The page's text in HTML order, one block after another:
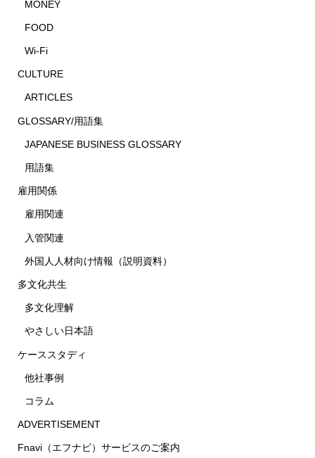
MONEY
FOOD
Wi-Fi
CULTURE
ARTICLES
GLOSSARY/用語集
JAPANESE BUSINESS GLOSSARY
用語集
雇用関係
雇用関連
入管関連
外国人人材向け情報（説明資料）
多文化共生
多文化理解
やさしい日本語
ケーススタディ
他社事例
コラム
ADVERTISEMENT
Fnavi（エフナビ）サービスのご案内